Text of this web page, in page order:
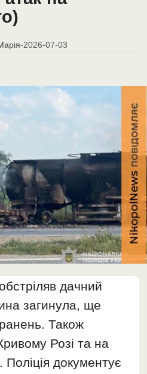
-2026-07-03
дачний
загинула, ще
Також
Розі та на
Поліція документує